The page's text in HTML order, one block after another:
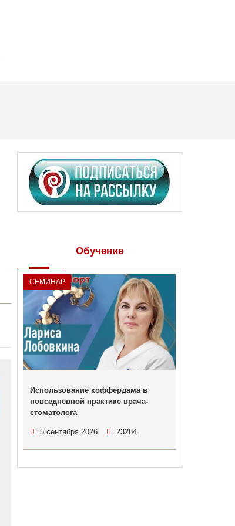
Обучение
СЕМИНАР
Использование коффердама в
повседневной практике врача-
стоматолога
5 сентября 2026 23284